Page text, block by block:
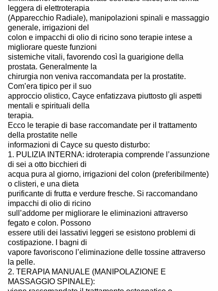
leggera di elettroterapia
(Apparecchio Radiale), manipolazioni spinali e massaggio
generale, irrigazioni del
colon e impacchi di olio di ricino sono terapie intese a
migliorare queste funzioni
sistemiche vitali, favorendo così la guarigione della
prostata. Generalmente la
chirurgia non veniva raccomandata per la prostatite.
Com’era tipico per il suo
approccio olistico, Cayce enfatizzava piuttosto gli aspetti
mentali e spirituali della
terapia.
Ecco le terapie di base raccomandate per il trattamento
della prostatite nelle
informazioni di Cayce su questo disturbo:
1. PULIZIA INTERNA: idroterapia comprende l’assunzione
di sei a otto bicchieri di
acqua pura al giorno, irrigazioni del colon (preferibilmente)
o clisteri, e una dieta
purificante di frutta e verdure fresche. Si raccomandano
impacchi di olio di ricino
sull’addome per migliorare le eliminazioni attraverso
fegato e colon. Possono
essere utili dei lassativi leggeri se esistono problemi di
costipazione. I bagni di
vapore favoriscono l’eliminazione delle tossine attraverso
la pelle.
2. TERAPIA MANUALE (MANIPOLAZIONE E
MASSAGGIO SPINALE):